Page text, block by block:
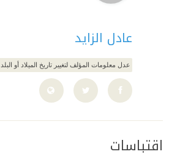
عادل الزايد
عدل معلومات المؤلف لتغيير تاريخ الميلاد أو البلد
اقتباسات